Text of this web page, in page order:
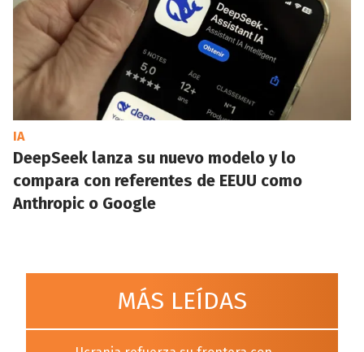
IA
DeepSeek lanza su nuevo modelo y lo
compara con referentes de EEUU como
Anthropic o Google
MÁS LEÍDAS